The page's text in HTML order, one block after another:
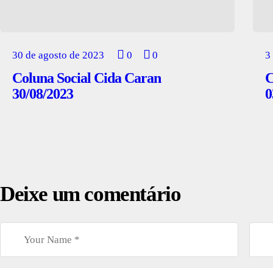
30 de agosto de 2023 0 0
Coluna Social Cida Caran
30/08/2023
3
Deixe um comentário